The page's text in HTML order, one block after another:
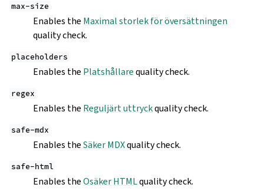
max-size
Enables the Maximal storlek för översättningen
quality check.
placeholders
Enables the Platshållarequality check.
regex
Enables the Reguljärt uttryckquality check.
safe-mdx
Enables theSäker MDXquality check.
safe-html
Enables theOsäker HTMLquality check.